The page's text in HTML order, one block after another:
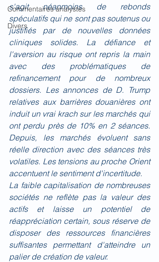
Commentaires analystes
Divers
s'agit néanmoins de rebonds
spéculatifs qui ne sont pas soutenus ou
justifiés par de nouvelles données
cliniques solides. La défiance et
l'aversion au risque ont repris la main
avec des problématiques de
refinancement pour de nombreux
dossiers. Les annonces de D. Trump
relatives aux barrières douanières ont
induit un vrai krach sur les marchés qui
ont perdu près de 10% en 2 séances.
Depuis, les marchés évoluent sans
réelle direction avec des séances très
volatiles. Les tensions au proche Orient
accentuent le sentiment d'incertitude.
La faible capitalisation de nombreuses
sociétés ne reflète pas la valeur des
actifs et laisse un potentiel de
réappréciation certain, sous réserve de
disposer des ressources financières
suffisantes permettant d'atteindre un
palier de création de valeur.